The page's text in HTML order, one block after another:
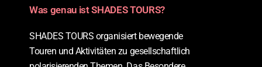
Was genau ist SHADES TOURS?
SHADES TOURS organisiert bewegende
Touren und Aktivitäten zu gesellschaftlich